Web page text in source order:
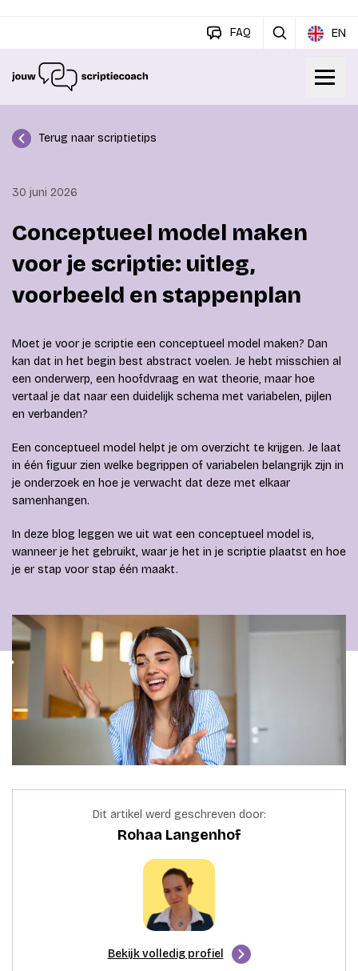
FAQ EN
Terug naar scriptietips
30 juni 2026
Conceptueel model maken
voor je scriptie: uitleg,
voorbeeld en stappenplan
Moet je voor je scriptie een conceptueel model maken? Dan
kan dat in het begin best abstract voelen. Je hebt misschien al
een onderwerp, een hoofdvraag en wat theorie, maar hoe
vertaal je dat naar een duidelijk schema met variabelen, pijlen
en verbanden?
Een conceptueel model helpt je om overzicht te krijgen. Je laat
in één figuur zien welke begrippen of variabelen belangrijk zijn in
je onderzoek en hoe je verwacht dat deze met elkaar
samenhangen.
In deze blog leggen we uit wat een conceptueel model is,
wanneer je het gebruikt, waar je het in je scriptie plaatst en hoe
je er stap voor stap één maakt.
Dit artikel werd geschreven door:
Rohaa Langenhof
Bekijk volledig profiel